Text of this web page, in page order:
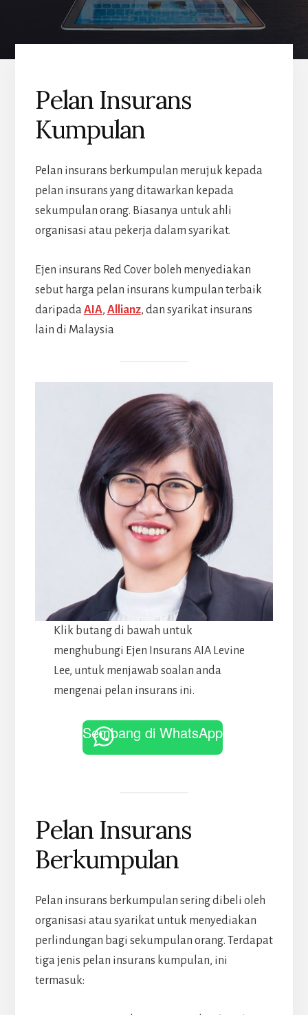
Pelan Insurans
Kumpulan
Pelan insurans berkumpulan merujuk kepada
pelan insurans yang ditawarkan kepada
sekumpulan orang. Biasanya untuk ahli
organisasi atau pekerja dalam syarikat.
Ejen insurans Red Cover boleh menyediakan
sebut harga pelan insurans kumpulan terbaik
daripadaAIA, Allianz, dan syarikat insurans
lain di Malaysia
Klik butang di bawah untuk
menghubungi Ejen Insurans AIA Levine
Lee, untuk menjawab soalan anda
mengenai pelan insurans ini.
Sembang di WhatsApp
Pelan Insurans
Berkumpulan
Pelan insurans berkumpulan sering dibeli oleh
organisasi atau syarikat untuk menyediakan
perlindungan bagi sekumpulan orang. Terdapat
tiga jenis pelan insurans kumpulan, ini
termasuk: